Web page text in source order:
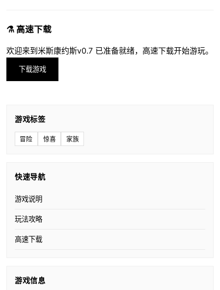
⚗️ 高速下载
欢迎来到米斯康约斯v0.7 已准备就绪，高速下载开始游玩。
下载游戏
游戏标签
冒险 惊喜 家族
快速导航
游戏说明
玩法攻略
高速下载
游戏信息